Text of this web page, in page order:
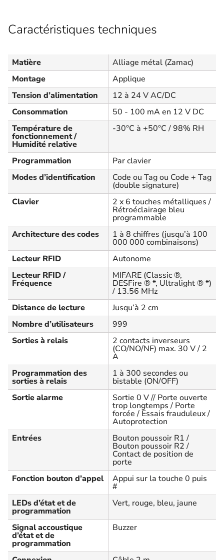
Caractéristiques techniques
Matière
Alliage métal (Zamac)
Montage
Applique
Tension d’alimentation
12 à 24 V AC/DC
Consommation
50 - 100 mA en 12 V DC
Température de
fonctionnement /
Humidité relative
-30°C à +50°C / 98% RH
Programmation
Par clavier
Modes d’identification
Code ou Tag ou Code + Tag
(double signature)
Clavier
2 x 6 touches métalliques /
Rétroéclairage bleu
programmable
Architecture des codes
1 à 8 chiffres (jusqu’à 100
000 000 combinaisons)
Lecteur RFID
Autonome
Lecteur RFID /
Fréquence
MIFARE (Classic ®,
DESFire ® *, Ultralight ® *)
/ 13.56 MHz
Distance de lecture
Jusqu’à 2 cm
Nombre d’utilisateurs
999
Sorties à relais
2 contacts inverseurs
(CO/NO/NF) max. 30 V / 2
A
Programmation des
sorties à relais
1 à 300 secondes ou
bistable (ON/OFF)
Sortie alarme
Sortie 0 V // Porte ouverte
trop longtemps / Porte
forcée / Essais frauduleux /
Autoprotection
Entrées
Bouton poussoir R1 /
Bouton poussoir R2 /
Contact de position de
porte
Fonction bouton d’appel
Appui sur la touche 0 puis
#
LEDs d’état et de
programmation
Vert, rouge, bleu, jaune
Signal accoustique
d’état et de
programmation
Buzzer